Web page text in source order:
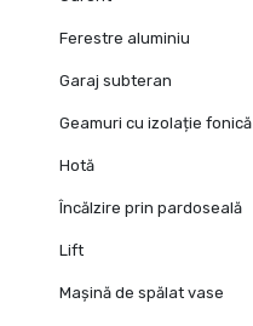
Ferestre aluminiu
Garaj subteran
Geamuri cu izolație fonică
Hotă
Încălzire prin pardoseală
Lift
Mașină de spălat vase